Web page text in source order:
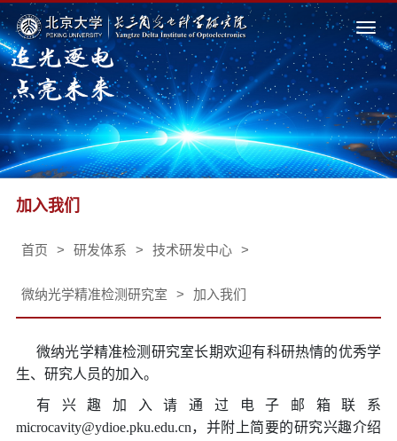
加入我们
首页 > 研发体系 > 技术研发中心 >
微纳光学精准检测研究室 > 加入我们
微纳光学精准检测研究室长期欢迎有科研热情的优秀学
生、研究人员的加入。
有兴趣加入请通过电子邮箱联系
microcavity@ydioe.pku.edu.cn，并附上简要的研究兴趣介绍